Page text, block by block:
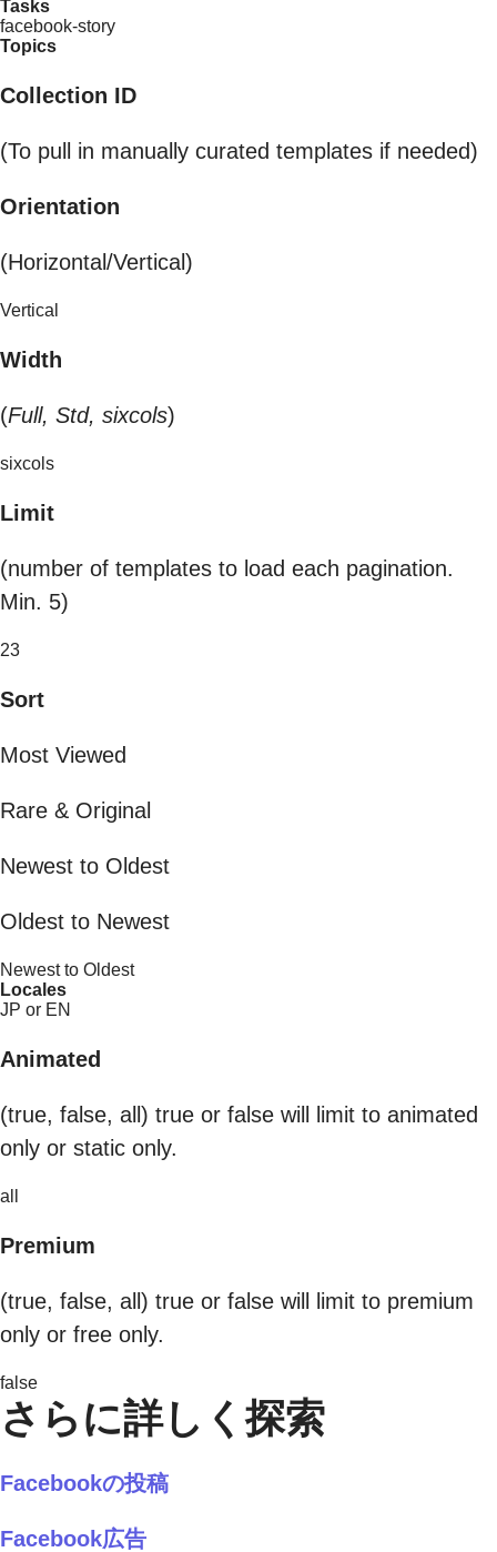
Tasks
facebook-story
Topics
Collection ID
(To pull in manually curated templates if needed)
Orientation
(Horizontal/Vertical)
Vertical
Width
(Full, Std, sixcols)
sixcols
Limit
(number of templates to load each pagination.
Min. 5)
23
Sort
Most Viewed
Rare & Original
Newest to Oldest
Oldest to Newest
Newest to Oldest
Locales
JP or EN
Animated
(true, false, all) true or false will limit to animated
only or static only.
all
Premium
(true, false, all) true or false will limit to premium
only or free only.
false
さらに詳しく探索
Facebookの投稿
Facebook広告